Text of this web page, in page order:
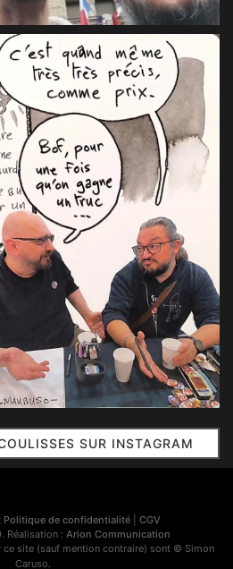
SUR INSTAGRAM
Politique de confidentialité| CGV
Réalisation : Arion Communication
ce site (sauf mention contraire) sont © Simon
Caruso.